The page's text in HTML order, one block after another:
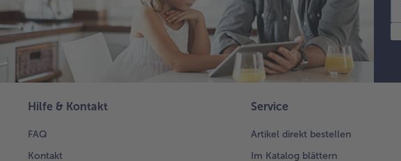
Hilfe & Kontakt
FAQ
Kontakt
Service
Artikel direkt bestellen
Im Katalog blättern